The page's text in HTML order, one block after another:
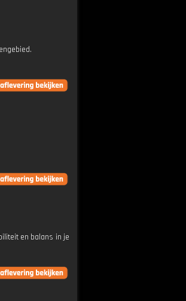
en balans in je